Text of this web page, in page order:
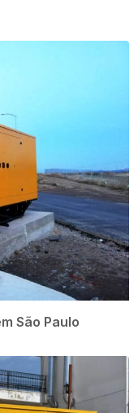
São Paulo